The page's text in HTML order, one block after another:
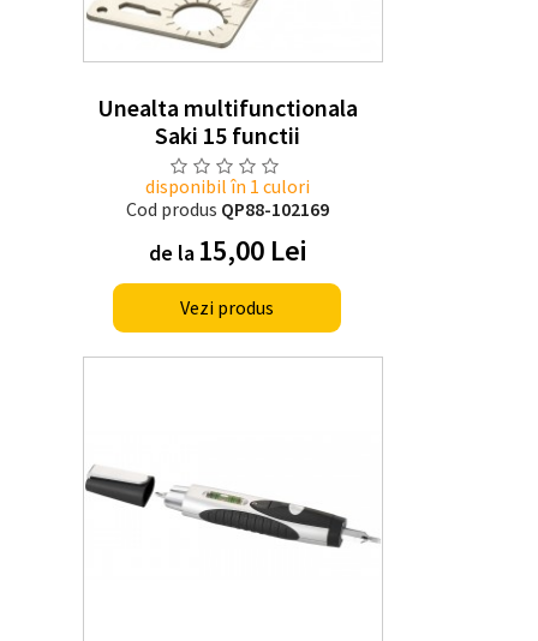
Unealta multifunctionala
Saki 15 functii
disponibil în 1 culori
Cod produs QP88-102169
de la 15,00 Lei
Vezi produs